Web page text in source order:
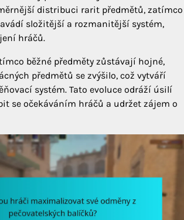
distribuci rarit předmětů, zatímco
složitější a rozmanitější systém,
hráčů.
běžné předměty zůstávají hojné,
předmětů se zvýšilo, což vytváří
systém. Tato evoluce odráží úsilí
se očekáváním hráčů a udržet zájem o